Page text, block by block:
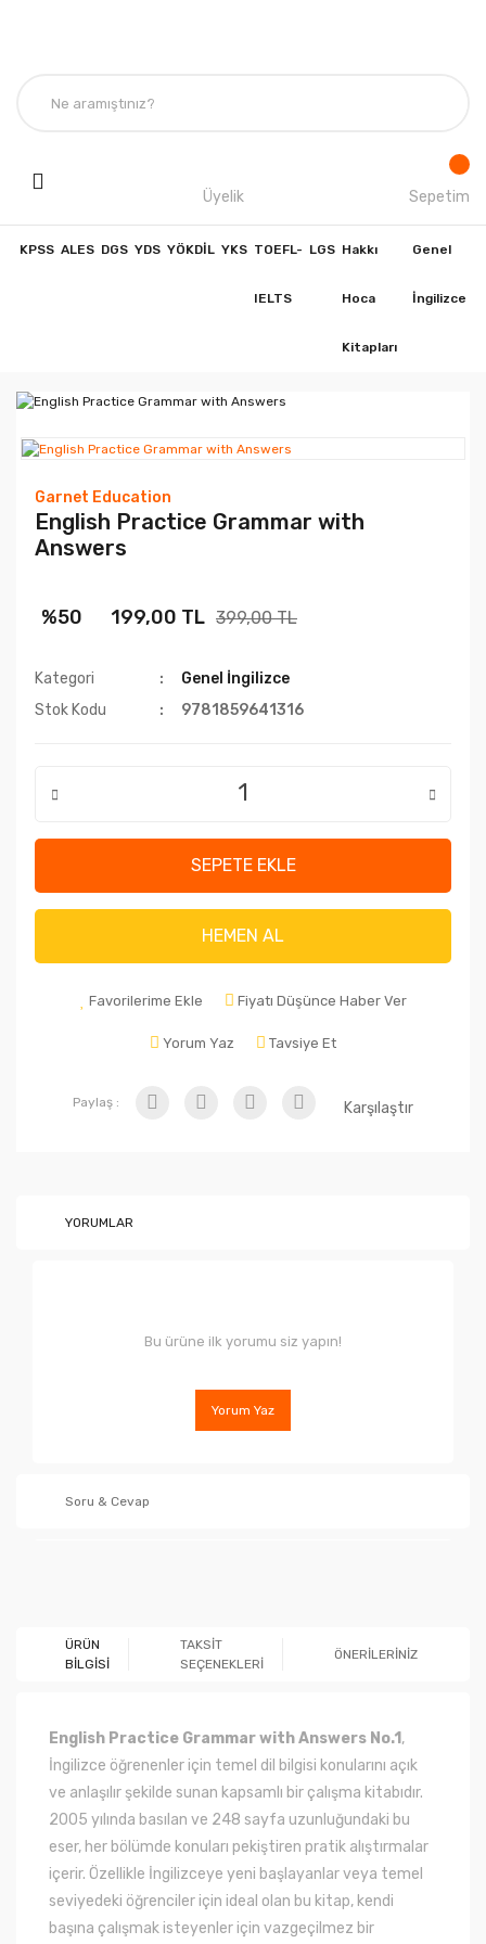
Üyelik Sepetim
KPSS ALES DGS YDS YÖKDİL YKS TOEFL-
IELTS
LGS Hakkı
Hoca
Kitapları
Genel
İngilizce
Garnet Education
English Practice Grammar with
Answers
%50 199,00 TL 399,00 TL
Kategori
Genel İngilizce
Stok Kodu
9781859641316
SEPETE EKLE
HEMEN AL
Favorilerime Ekle Fiyatı Düşünce Haber Ver
Yorum Yaz Tavsiye Et
Paylaş : Karşılaştır
YORUMLAR
Bu ürüne ilk yorumu siz yapın!
Yorum Yaz
Soru & Cevap
ÜRÜN
BİLGİSİ
TAKSİT
SEÇENEKLERİ
ÖNERİLERİNİZ
English Practice Grammar with Answers No.1 ,
İngilizce öğrenenler için temel dil bilgisi konularını açık
ve anlaşılır şekilde sunan kapsamlı bir çalışma kitabıdır.
2005 yılında basılan ve 248 sayfa uzunluğundaki bu
eser, her bölümde konuları pekiştiren pratik alıştırmalar
içerir. Özellikle İngilizceye yeni başlayanlar veya temel
seviyedeki öğrenciler için ideal olan bu kitap, kendi
başına çalışmak isteyenler için vazgeçilmez bir